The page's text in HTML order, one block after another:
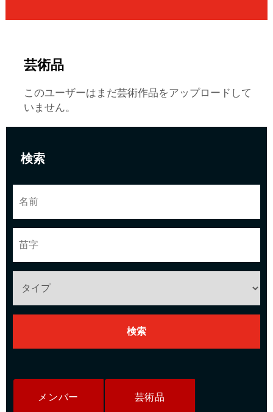
検索
メンバー 芸術品
芸術品
このユーザーはまだ芸術作品をアップロードして
いません。